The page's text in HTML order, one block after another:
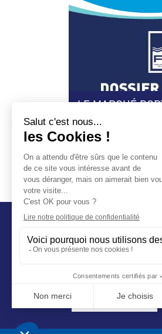
LE MARCHÉ
PISCINES